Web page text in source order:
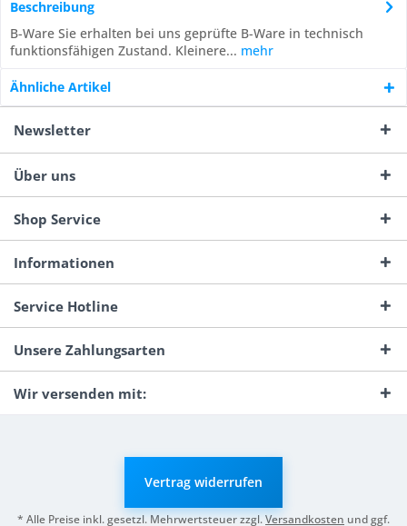
Beschreibung
B-Ware Sie erhalten bei uns geprüfte B-Ware in technisch
funktionsfähigen Zustand. Kleinere... mehr
Ähnliche Artikel
Newsletter
Über uns
Shop Service
Informationen
Service Hotline
Unsere Zahlungsarten
Wir versenden mit:
Vertrag widerrufen
* Alle Preise inkl. gesetzl. Mehrwertsteuer zzgl.Versandkosten und ggf.